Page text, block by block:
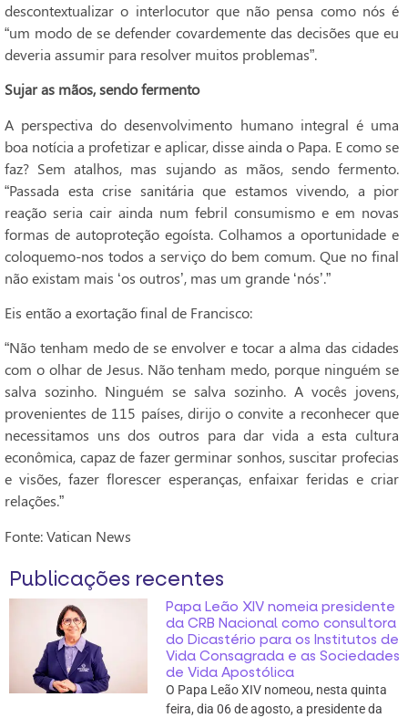
descontextualizar o interlocutor que não pensa como nós é
“um modo de se defender covardemente das decisões que eu
deveria assumir para resolver muitos problemas”.
Sujar as mãos, sendo fermento
A perspectiva do desenvolvimento humano integral é uma
boa notícia a profetizar e aplicar, disse ainda o Papa. E como se
faz? Sem atalhos, mas sujando as mãos, sendo fermento.
“Passada esta crise sanitária que estamos vivendo, a pior
reação seria cair ainda num febril consumismo e em novas
formas de autoproteção egoísta. Colhamos a oportunidade e
coloquemo-nos todos a serviço do bem comum. Que no final
não existam mais ‘os outros’, mas um grande ‘nós’.”
Eis então a exortação final de Francisco:
“Não tenham medo de se envolver e tocar a alma das cidades
com o olhar de Jesus. Não tenham medo, porque ninguém se
salva sozinho. Ninguém se salva sozinho. A vocês jovens,
provenientes de 115 países, dirijo o convite a reconhecer que
necessitamos uns dos outros para dar vida a esta cultura
econômica, capaz de fazer germinar sonhos, suscitar profecias
e visões, fazer florescer esperanças, enfaixar feridas e criar
relações.”
Fonte: Vatican News
Publicações recentes
Papa Leão XIV nomeia presidente
da CRB Nacional como consultora
do Dicastério para os Institutos de
Vida Consagrada e as Sociedades
de Vida Apostólica
O Papa Leão XIV nomeou, nesta quinta
feira, dia 06 de agosto, a presidente da